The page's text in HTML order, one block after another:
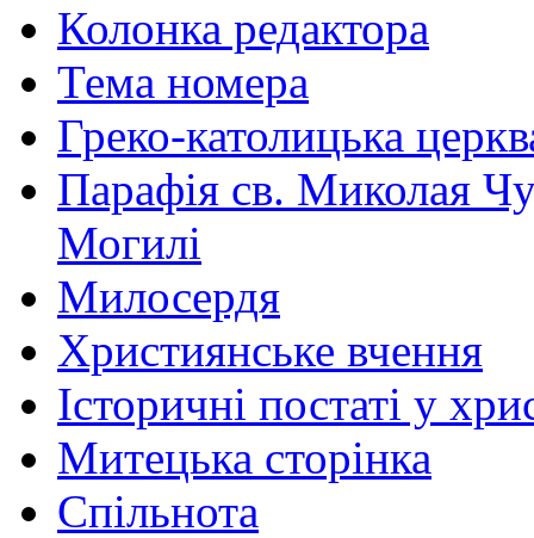
Колонка редактора
Тема номера
Греко-католицька
Парафія св. Миколая
Могилі
Милосердя
Християнське вчення
Історичні постаті у
Митецька сторінка
Спільнота